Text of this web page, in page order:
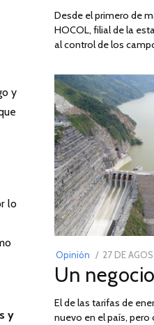
y
lo
y
Desde el primero de
HOCOL, filial de la
al control de los
Opinión
POSTED
ON
27 DE
Un
El de las tarifas de
nuevo en el país, pero